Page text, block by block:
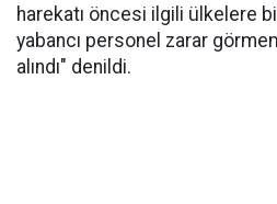
harekatı öncesi ilgili ülkelere
yabancı personel zarar
alındı" denildi.